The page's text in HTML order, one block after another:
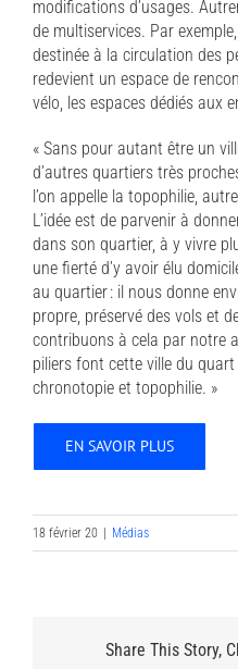
modifications d’usages.
de multiservices. Par
destinée à la circulation des
redevient un espace de
vélo, les espaces dédiés aux
« Sans pour autant être un
d’autres quartiers très
l’on appelle la topophilie,
L’idée est de parvenir à
dans son quartier, à y vivre
une fierté d’y avoir élu
au quartier : il nous donne
propre, préservé des vols et
contribuons à cela par notre
piliers font cette ville du quart
chronotopie et topophilie. »
EN SAVOIR PLUS
18 février 20 | Médias
Share This Story,